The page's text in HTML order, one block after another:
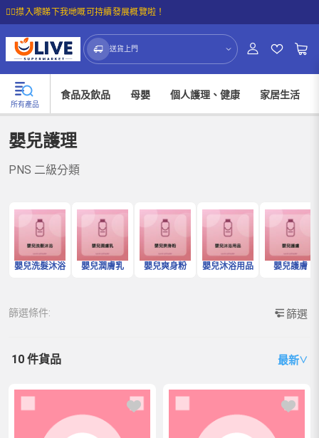
☝🏼㩒入嚟睇下我哋嘅可持續發展概覽啦！
送貨上門
所有產品
食品及飲品 母嬰 個人護理、健康 家居生活
嬰兒護理
PNS 二級分類
嬰兒洗髮沐浴 嬰兒潤膚乳 嬰兒爽身粉 嬰兒沐浴用品 嬰兒護膚
篩選條件: 篩選
10 件貨品 最新∨